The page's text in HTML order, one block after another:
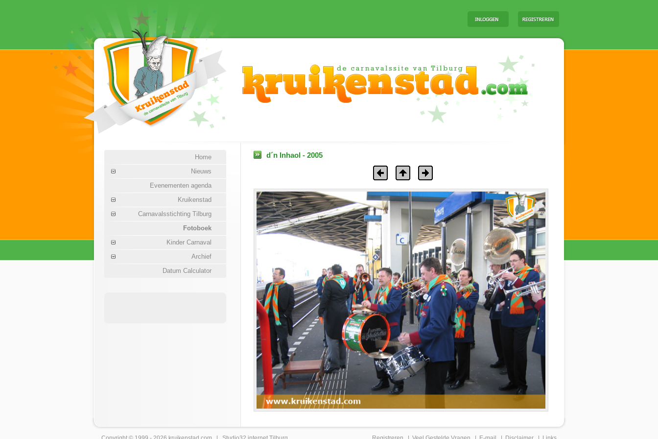
Home
Nieuws
Evenementen agenda
Kruikenstad
Carnavalsstichting Tilburg
Fotoboek
Kinder Carnaval
Archief
Datum Calculator
d´n Inhaol - 2005